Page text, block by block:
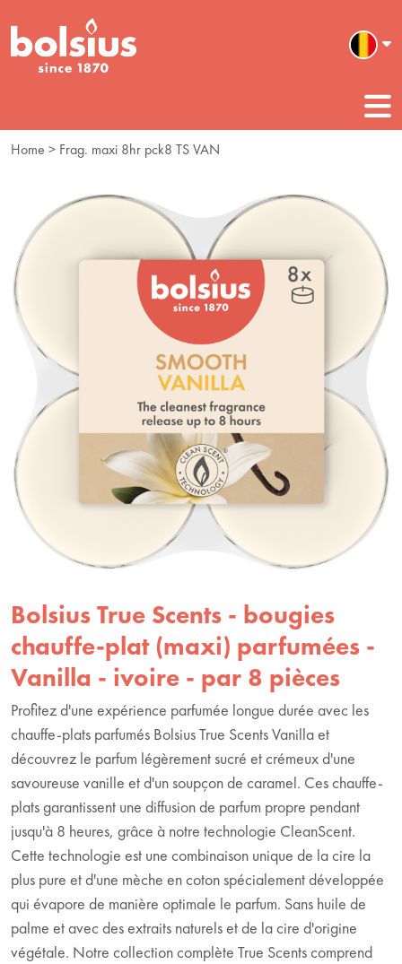
Home > Frag. maxi 8hr pck8 TS VAN
Bolsius True Scents - bougies
chauffe-plat (maxi) parfumées -
Vanilla - ivoire - par 8 pièces
Profitez d'une expérience parfumée longue durée avec les
chauffe-plats parfumés Bolsius True Scents Vanilla et
découvrez le parfum légèrement sucré et crémeux d'une
savoureuse vanille et d'un soupçon de caramel. Ces chauffe-
plats garantissent une diffusion de parfum propre pendant
jusqu'à 8 heures, grâce à notre technologie CleanScent.
Cette technologie est une combinaison unique de la cire la
plus pure et d'une mèche en coton spécialement développée
qui évapore de manière optimale le parfum. Sans huile de
palme et avec des extraits naturels et de la cire d'origine
végétale. Notre collection complète True Scents comprend